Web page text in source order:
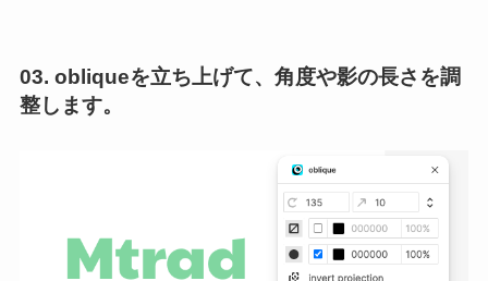
03. obliqueを立ち上げて、角度や影の長さを調
整します。